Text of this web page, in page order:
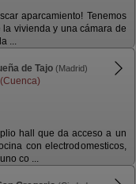
aparcamiento! Tenemos
vivienda y una cámara de
...
de Tajo (Madrid)
hall que da acceso a un
con electrodomesticos,
co ...